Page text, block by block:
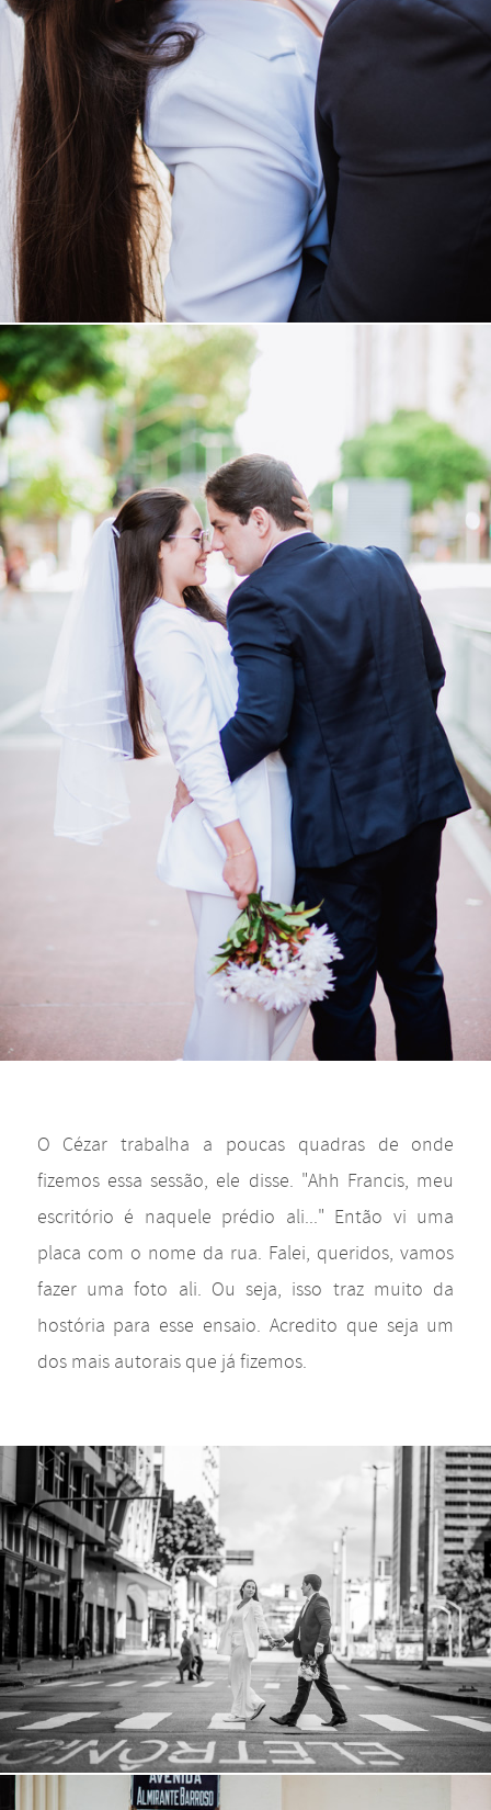
O Cézar trabalha a poucas quadras de onde
fizemos essa sessão, ele disse. "Ahh Francis, meu
escritório é naquele prédio ali..." Então vi uma
placa com o nome da rua. Falei, queridos, vamos
fazer uma foto ali. Ou seja, isso traz muito da
hostória para esse ensaio. Acredito que seja um
dos mais autorais que já fizemos.